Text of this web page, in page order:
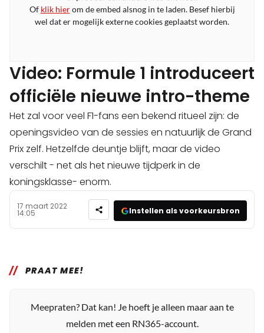
Of klik hierom de embed alsnog in te laden. Besef hierbij
wel dat er mogelijk externe cookies geplaatst worden.
Video: Formule 1 introduceert
officiële nieuwe intro-theme
Het zal voor veel F1-fans een bekend ritueel zijn: de
openingsvideo van de sessies en natuurlijk de Grand
Prix zelf. Hetzelfde deuntje blijft, maar de video
verschilt - net als het nieuwe tijdperk in de
koningsklasse- enorm.
17 maart 2022
14:05 Instellen als voorkeursbron
PRAAT MEE!
Meepraten? Dat kan! Je hoeft je alleen maar aan te
melden met een RN365-account.